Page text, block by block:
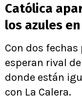
Católica
los azules
Con dos
esperan rival
donde están
con La Calera.